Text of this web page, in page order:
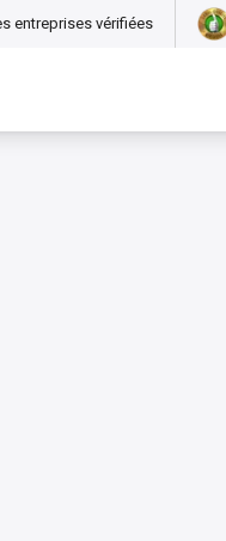
entreprises vérifiées